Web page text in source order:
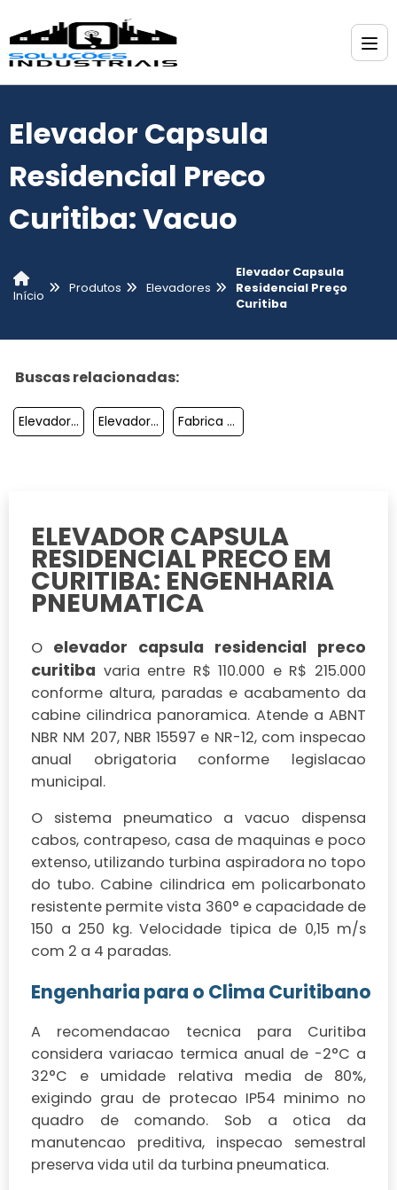
Elevador Capsula
Residencial Preco
Curitiba: Vacuo
Início
Produtos Elevadores
Elevador Capsula
Residencial Preço
Curitiba
Buscas relacionadas:
Elevadores Pequenos Residenciais Preço Elevador Residencial Para Sobrado Fabrica De Elevador Residencial Blumenau
ELEVADOR CAPSULA
RESIDENCIAL PRECO EM
CURITIBA: ENGENHARIA
PNEUMATICA
O elevador capsula residencial preco
curitiba varia entre R$ 110.000 e R$ 215.000
conforme altura, paradas e acabamento da
cabine cilindrica panoramica. Atende a ABNT
NBR NM 207, NBR 15597 e NR-12, com inspecao
anual obrigatoria conforme legislacao
municipal.
O sistema pneumatico a vacuo dispensa
cabos, contrapeso, casa de maquinas e poco
extenso, utilizando turbina aspiradora no topo
do tubo. Cabine cilindrica em policarbonato
resistente permite vista 360° e capacidade de
150 a 250 kg. Velocidade tipica de 0,15 m/s
com 2 a 4 paradas.
Engenharia para o Clima Curitibano
A recomendacao tecnica para Curitiba
considera variacao termica anual de -2°C a
32°C e umidade relativa media de 80%,
exigindo grau de protecao IP54 minimo no
quadro de comando. Sob a otica da
manutencao preditiva, inspecao semestral
preserva vida util da turbina pneumatica.